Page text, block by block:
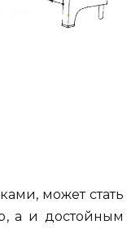
может стать
а и достойным